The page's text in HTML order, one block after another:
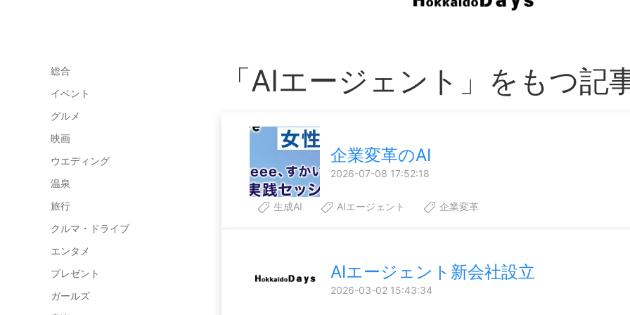
総合
イベント
グルメ
映画
ウエディング
温泉
旅行
クルマ・ドライブ
エンタメ
プレゼント
ガールズ
「AIエージェント」をもつ記
企業変革のAI
2026-07-08 17:52:18
生成AI AIエージェント 企業変革
AIエージェント新会社設立
2026-03-02 15:43:34